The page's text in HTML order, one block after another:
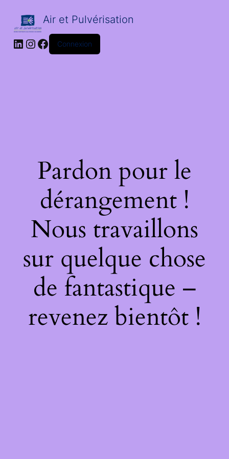
Air et Pulvérisation
LinkedIn
Instagram
Facebook
Connexion
Pardon pour le
dérangement !
Nous travaillons
sur quelque chose
de fantastique –
revenez bientôt !